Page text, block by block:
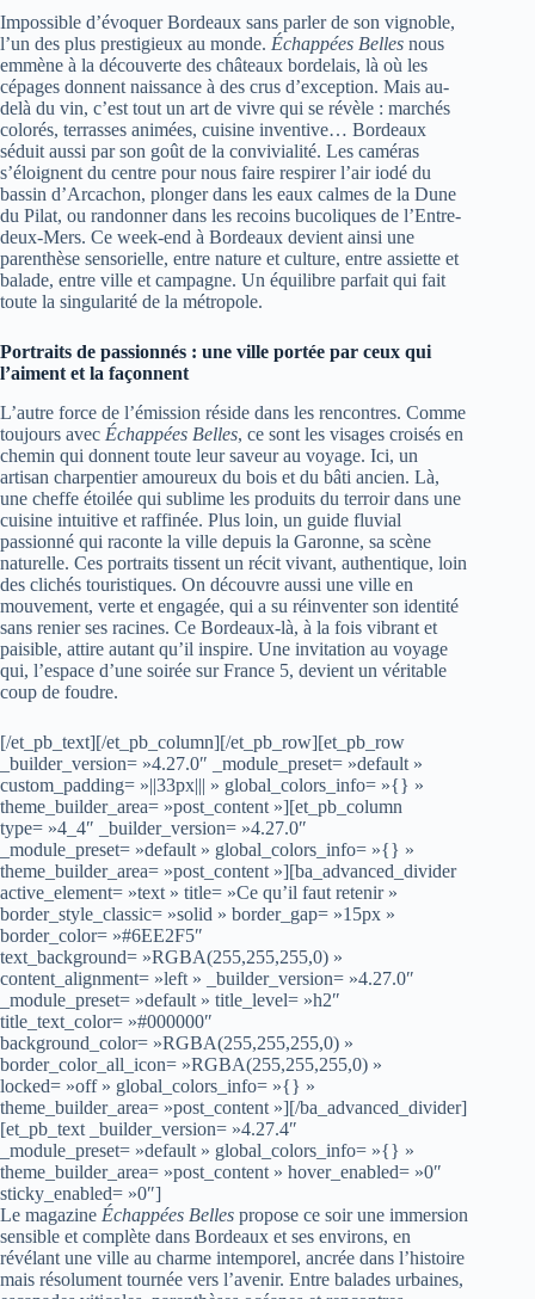
Impossible d’évoquer Bordeaux sans parler de son vignoble,
l’un des plus prestigieux au monde. Échappées Belles nous
emmène à la découverte des châteaux bordelais, là où les
cépages donnent naissance à des crus d’exception. Mais au-
delà du vin, c’est tout un art de vivre qui se révèle : marchés
colorés, terrasses animées, cuisine inventive… Bordeaux
séduit aussi par son goût de la convivialité. Les caméras
s’éloignent du centre pour nous faire respirer l’air iodé du
bassin d’Arcachon, plonger dans les eaux calmes de la Dune
du Pilat, ou randonner dans les recoins bucoliques de l’Entre-
deux-Mers. Ce week-end à Bordeaux devient ainsi une
parenthèse sensorielle, entre nature et culture, entre assiette et
balade, entre ville et campagne. Un équilibre parfait qui fait
toute la singularité de la métropole.
Portraits de passionnés : une ville portée par ceux qui
l’aiment et la façonnent
L’autre force de l’émission réside dans les rencontres. Comme
toujours avec Échappées Belles, ce sont les visages croisés en
chemin qui donnent toute leur saveur au voyage. Ici, un
artisan charpentier amoureux du bois et du bâti ancien. Là,
une cheffe étoilée qui sublime les produits du terroir dans une
cuisine intuitive et raffinée. Plus loin, un guide fluvial
passionné qui raconte la ville depuis la Garonne, sa scène
naturelle. Ces portraits tissent un récit vivant, authentique, loin
des clichés touristiques. On découvre aussi une ville en
mouvement, verte et engagée, qui a su réinventer son identité
sans renier ses racines. Ce Bordeaux-là, à la fois vibrant et
paisible, attire autant qu’il inspire. Une invitation au voyage
qui, l’espace d’une soirée sur France 5, devient un véritable
coup de foudre.
[/et_pb_text][/et_pb_column][/et_pb_row][et_pb_row
_builder_version= »4.27.0″ _module_preset= »default »
custom_padding= »||33px||| » global_colors_info= »{} »
theme_builder_area= »post_content »][et_pb_column
type= »4_4″ _builder_version= »4.27.0″
_module_preset= »default » global_colors_info= »{} »
theme_builder_area= »post_content »][ba_advanced_divider
active_element= »text » title= »Ce qu’il faut retenir »
border_style_classic= »solid » border_gap= »15px »
border_color= »#6EE2F5″
text_background= »RGBA(255,255,255,0) »
content_alignment= »left » _builder_version= »4.27.0″
_module_preset= »default » title_level= »h2″
title_text_color= »#000000″
background_color= »RGBA(255,255,255,0) »
border_color_all_icon= »RGBA(255,255,255,0) »
locked= »off » global_colors_info= »{} »
theme_builder_area= »post_content »][/ba_advanced_divider]
[et_pb_text _builder_version= »4.27.4″
_module_preset= »default » global_colors_info= »{} »
theme_builder_area= »post_content » hover_enabled= »0″
sticky_enabled= »0″]
Le magazine Échappées Belles propose ce soir une immersion
sensible et complète dans Bordeaux et ses environs, en
révélant une ville au charme intemporel, ancrée dans l’histoire
mais résolument tournée vers l’avenir. Entre balades urbaines,